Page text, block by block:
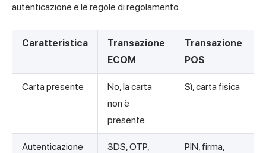
autenticazione e le regole di regolamento.
Caratteristica
Transazione
ECOM
Transazione
POS
Carta presente
No, la carta
non è
presente.
Sì, carta fisica
Autenticazione
3DS, OTP,
PIN, firma,